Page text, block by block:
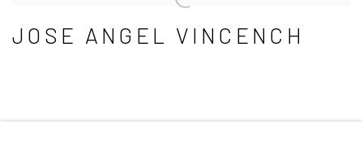
JOSE ANGEL VINCENCH